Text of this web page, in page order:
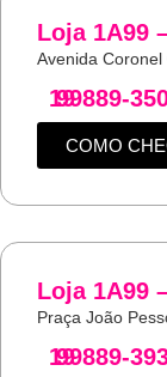
Loja 1A99
Avenida
19
99889-
COMO
Loja 1A99
Praça João
19
99889-